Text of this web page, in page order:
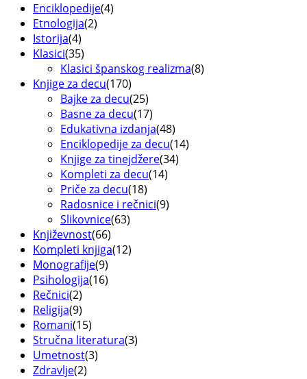
Enciklopedije(4)
Etnologija(2)
Istorija(4)
Klasici(35)
Klasici španskog realizma(8)
Knjige za decu(170)
Bajke za decu(25)
Basne za decu(17)
Edukativna izdanja(48)
Enciklopedije za decu(14)
Knjige za tinejdžere(34)
Kompleti za decu(14)
Priče za decu(18)
Radosnice i rečnici(9)
Slikovnice(63)
Književnost(66)
Kompleti knjiga(12)
Monografije(9)
Psihologija(16)
Rečnici(2)
Religija(9)
Romani(15)
Stručna literatura(3)
Umetnost(3)
Zdravlje(2)